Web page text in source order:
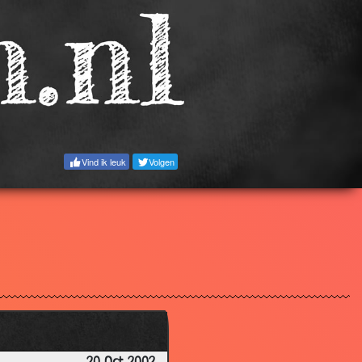
Vind ik leuk Volgen
3.88
3.33
3.40
3.35
3.62